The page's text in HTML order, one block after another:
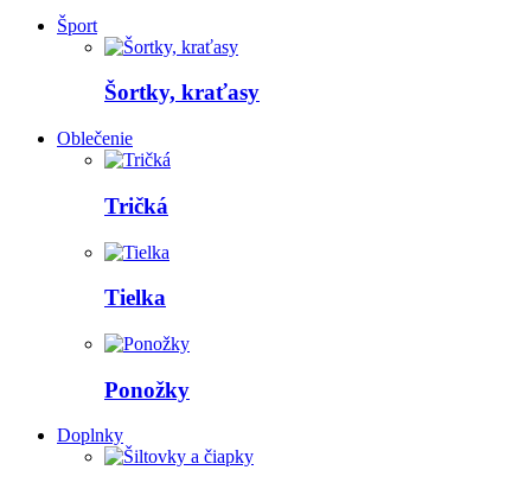
Šport
Šortky, kraťasy
Oblečenie
Tričká
Tielka
Ponožky
Doplnky